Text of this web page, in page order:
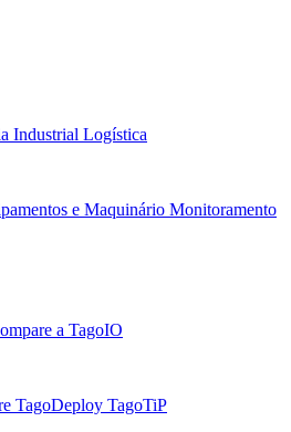
Industrial Logística
e Maquinário Monitoramento
a TagoIO
TagoDeploy TagoTiP